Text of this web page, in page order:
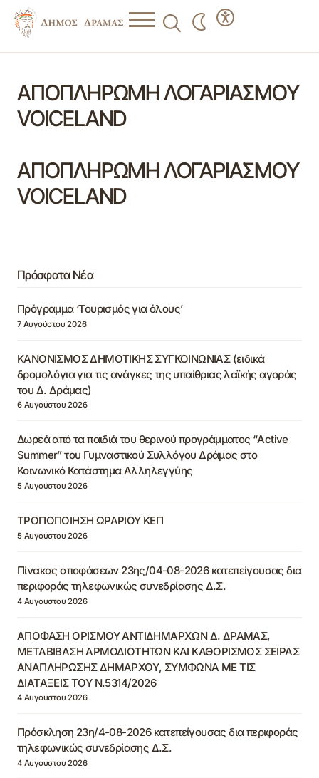
ΑΠΟΠΛΗΡΩΜΗ ΛΟΓΑΡΙΑΣΜΟΥ
VOICELAND
ΑΠΟΠΛΗΡΩΜΗ ΛΟΓΑΡΙΑΣΜΟΥ
VOICELAND
Πρόσφατα Νέα
Πρόγραμμα ‘Τουρισμός για όλους’
7 Αυγούστου 2026
ΚΑΝΟΝΙΣΜΟΣ ΔΗΜΟΤΙΚΗΣ ΣΥΓΚΟΙΝΩΝΙΑΣ (ειδικά
δρομολόγια για τις ανάγκες της υπαίθριας λαϊκής αγοράς
του Δ. Δράμας)
6 Αυγούστου 2026
Δωρεά από τα παιδιά του θερινού προγράμματος “Active
Summer” του Γυμναστικού Συλλόγου Δράμας στο
Κοινωνικό Κατάστημα Αλληλεγγύης
5 Αυγούστου 2026
ΤΡΟΠΟΠΟΙΗΣΗ ΩΡΑΡΙΟΥ ΚΕΠ
5 Αυγούστου 2026
Πίνακας αποφάσεων 23ης/04-08-2026 κατεπείγουσας δια
περιφοράς τηλεφωνικώς συνεδρίασης Δ.Σ.
4 Αυγούστου 2026
ΑΠΟΦΑΣΗ ΟΡΙΣΜΟΥ ΑΝΤΙΔΗΜΑΡΧΩΝ Δ. ΔΡΑΜΑΣ,
ΜΕΤΑΒΙΒΑΣΗ ΑΡΜΟΔΙΟΤΗΤΩΝ ΚΑΙ ΚΑΘΟΡΙΣΜΟΣ ΣΕΙΡΑΣ
ΑΝΑΠΛΗΡΩΣΗΣ ΔΗΜΑΡΧΟΥ, ΣΥΜΦΩΝΑ ΜΕ ΤΙΣ
ΔΙΑΤΑΞΕΙΣ ΤΟΥ Ν.5314/2026
4 Αυγούστου 2026
Πρόσκληση 23η/4-08-2026 κατεπείγουσας δια περιφοράς
τηλεφωνικώς συνεδρίασης Δ.Σ.
4 Αυγούστου 2026